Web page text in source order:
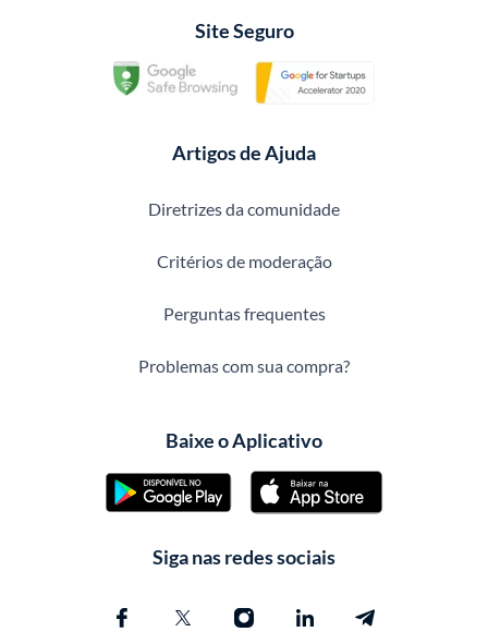
Site Seguro
Artigos de Ajuda
Diretrizes da comunidade
Critérios de moderação
Perguntas frequentes
Problemas com sua compra?
Baixe o Aplicativo
Siga nas redes sociais